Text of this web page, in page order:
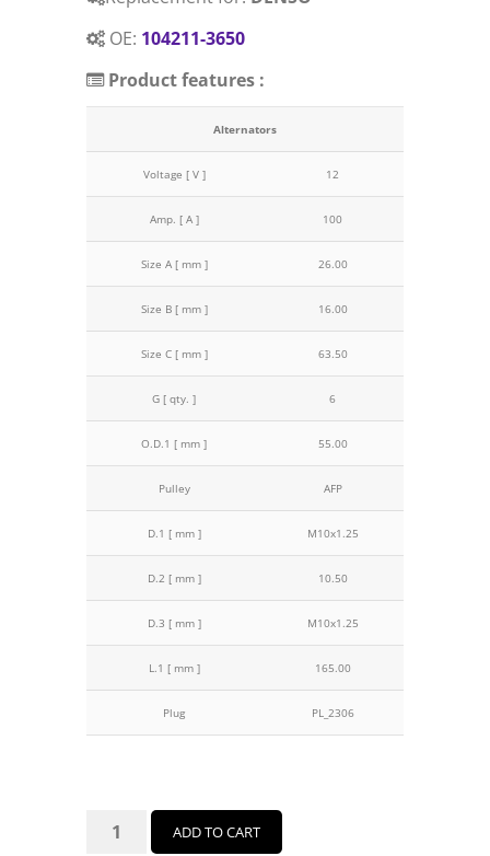
OE: 104211-3650
Product features :
Alternators
Voltage [ V ] 12
Amp. [ A ] 100
Size A [ mm ] 26.00
Size B [ mm ] 16.00
Size C [ mm ] 63.50
G [ qty. ] 6
O.D.1 [ mm ] 55.00
Pulley AFP
D.1 [ mm ] M10x1.25
D.2 [ mm ] 10.50
D.3 [ mm ] M10x1.25
L.1 [ mm ] 165.00
Plug PL_2306
ADD TO CART